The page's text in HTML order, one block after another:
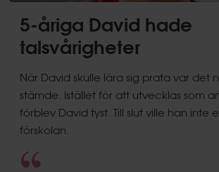
5-åriga David hade
talsvårigheter
När David skulle lära sig prata var det
stämde. Istället för att utvecklas som
förblev David tyst. Till slut ville han inte
förskolan.